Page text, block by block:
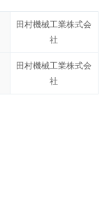
田村機械工業株式会
社
田村機械工業株式会
社